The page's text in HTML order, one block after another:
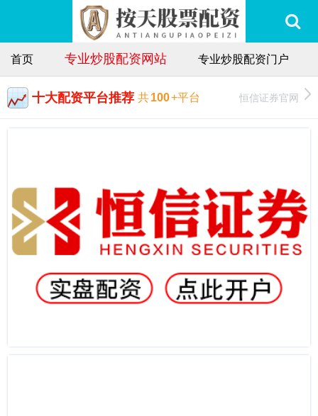
首页 专业炒股配资网站 专业炒股配资门户
十大配资平台推荐 共100+平台 恒信证券官网